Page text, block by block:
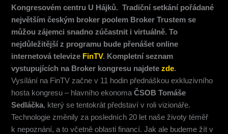
Kongresovém centru U Hájků. Tradiční setkání pořádané
největším českým broker poolem Broker Trustem se
můžou zájemci snadno zúčastnit i virtuálně. To
nejdůležitější z programu bude přenášet online
internetová televize FinTV. Kompletní seznam
vystupujících na Broker kongresu najdetezde.
Vysílání na FinTV začne v 11 hodin přednáškou exkluzivního
hosta kongresu – hlavního ekonoma ČSOB Tomáše
Sedláčka, který se tentokrát představí v roli vizionáře.
Technologie změnily za posledních 20 let naše životy téměř
k nepoznání, a to včetně oblasti financí. Jak ale budeme žít v